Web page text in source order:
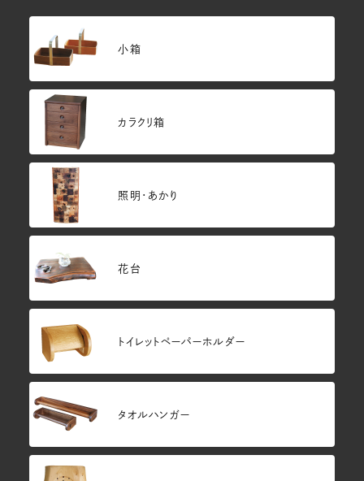
小箱
カラクリ箱
照明・あかり
花台
トイレットペーパーホルダー
タオルハンガー